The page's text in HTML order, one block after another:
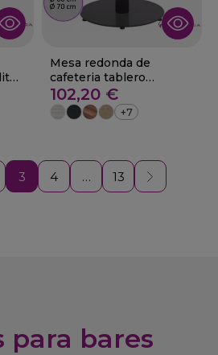
Mesa redonda de
cafeteria tablero
melamina 01-Genil
102,20 €
+7
3 4 … 13
para bares